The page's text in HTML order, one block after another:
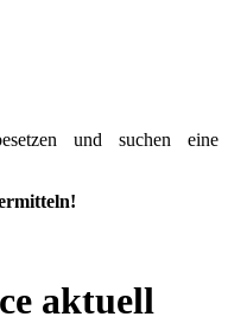
und suchen eine
aktuell